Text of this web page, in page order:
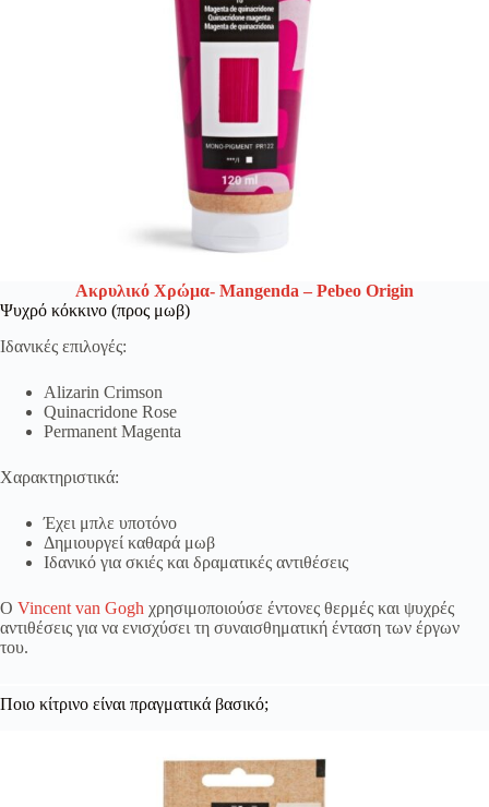
Ακρυλικό Χρώμα- Mangenda – Pebeo Origin
Ψυχρό κόκκινο (προς μωβ)
Ιδανικές επιλογές:
Alizarin Crimson
Quinacridone Rose
Permanent Magenta
Χαρακτηριστικά:
Έχει μπλε υποτόνο
Δημιουργεί καθαρά μωβ
Ιδανικό για σκιές και δραματικές αντιθέσεις
Ο Vincent van Gogh χρησιμοποιούσε έντονες θερμές και ψυχρές
αντιθέσεις για να ενισχύσει τη συναισθηματική ένταση των έργων
του.
Ποιο κίτρινο είναι πραγματικά βασικό;